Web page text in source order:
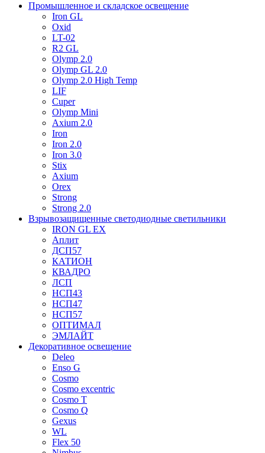
Промышленное и складское освещение
Iron GL
Oxid
LT-02
R2 GL
Olymp 2.0
Olymp GL 2.0
Olymp 2.0 High Temp
LIF
Cuper
Olymp Mini
Axium 2.0
Iron
Iron 2.0
Iron 3.0
Stix
Axium
Orex
Strong
Strong 2.0
Взрывозащищенные светодиодные светильники
IRON GL EX
Аплит
ДСП57
КАТИОН
КВАДРО
ЛСП
НСП43
НСП47
НСП57
ОПТИМАЛ
ЭМЛАЙТ
Декоративное освещение
Deleo
Enso G
Cosmo
Cosmo excentric
Cosmo T
Cosmo Q
Gexus
WL
Flex 50